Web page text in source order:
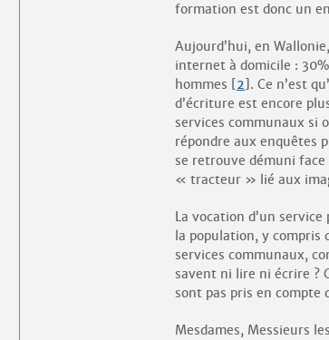
formation est donc un
Aujourd’hui, en
internet à domicile :
hommes [2]. Ce n’est
d’écriture est encore
services communaux si
répondre aux enquêtes
se retrouve démuni
« tracteur » lié aux
La vocation d’un
la population, y compris
services communaux,
savent ni lire ni écrire ?
sont pas pris en compte
Mesdames, Messieurs